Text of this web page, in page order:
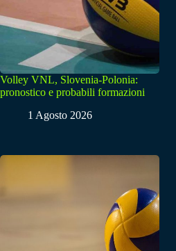
Volley VNL, Slovenia-Polonia:
pronostico e probabili formazioni
1 Agosto 2026